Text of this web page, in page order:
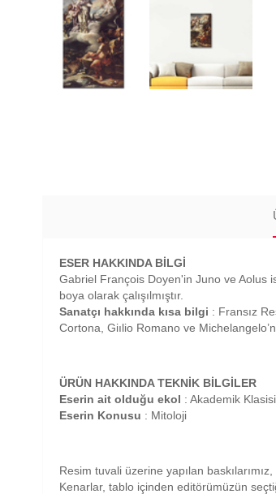
ESER HAKKINDA BİLGİ
Gabriel François Doyen'in Juno ve Aolus
boya olarak çalışılmıştır.
Sanatçı hakkında kısa bilgi : Fransız
Cortona, Giılio Romano ve
ÜRÜN HAKKINDA TEKNİK BİLGİLER
Eserin ait olduğu ekol : Akademik
Eserin Konusu : Mitoloji
Resim tuvali üzerine yapılan
Kenarlar, tablo içinden editörümüzün